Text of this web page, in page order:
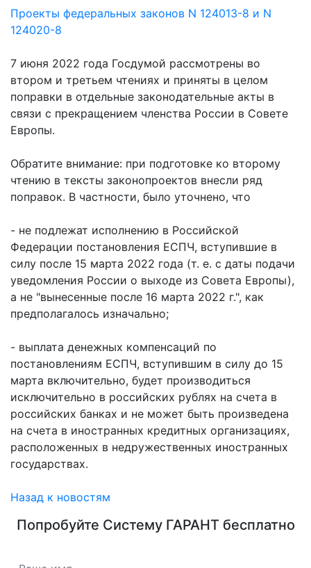
Проекты федеральных законов N 124013-8 и N
124020-8
7 июня 2022 года Госдумой рассмотрены во
втором и третьем чтениях и приняты в целом
поправки в отдельные законодательные акты в
связи с прекращением членства России в Совете
Европы.
Обратите внимание: при подготовке ко второму
чтению в тексты законопроектов внесли ряд
поправок. В частности, было уточнено, что
- не подлежат исполнению в Российской
Федерации постановления ЕСПЧ, вступившие в
силу после 15 марта 2022 года (т. е. с даты подачи
уведомления России о выходе из Совета Европы),
а не "вынесенные после 16 марта 2022 г.", как
предполагалось изначально;
- выплата денежных компенсаций по
постановлениям ЕСПЧ, вступившим в силу до 15
марта включительно, будет производиться
исключительно в российских рублях на счета в
российских банках и не может быть произведена
на счета в иностранных кредитных организациях,
расположенных в недружественных иностранных
государствах.
Назад к новостям
Попробуйте Систему ГАРАНТбесплатно